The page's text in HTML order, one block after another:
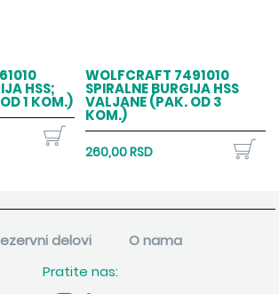
HSS;
1 KOM.)
WOLFCRAFT 7491010
SPIRALNE BURGIJA HSS
VALJANE (PAK. OD 3
KOM.)
260,00 RSD
delovi
O nama
Pratite nas: